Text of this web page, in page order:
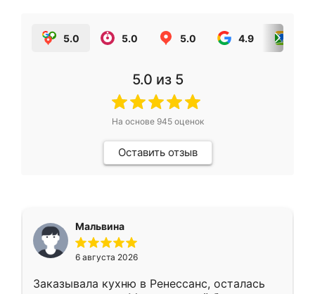
5.0 5.0 5.0 4.9
5.0 из 5
На основе 945оценок
Оставить отзыв
Мальвина
6 августа 2026
Заказывала кухню в Ренессанс, осталась